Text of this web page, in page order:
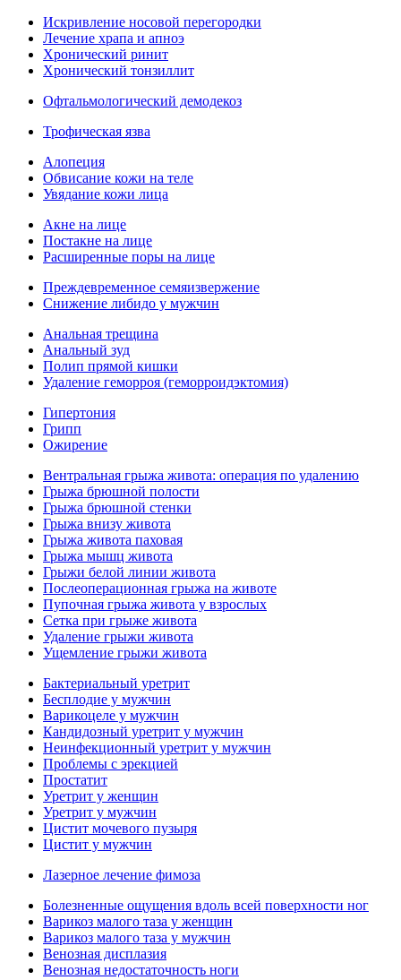
Искривление носовой перегородки
Лечение храпа и апноэ
Хронический ринит
Хронический тонзиллит
Офтальмологический демодекоз
Трофическая язва
Алопеция
Обвисание кожи на теле
Увядание кожи лица
Акне на лице
Постакне на лице
Расширенные поры на лице
Преждевременное семяизвержение
Снижение либидо у мужчин
Анальная трещина
Анальный зуд
Полип прямой кишки
Удаление геморроя (геморроидэктомия)
Гипертония
Грипп
Ожирение
Вентральная грыжа живота: операция по удалению
Грыжа брюшной полости
Грыжа брюшной стенки
Грыжа внизу живота
Грыжа живота паховая
Грыжа мышц живота
Грыжи белой линии живота
Послеоперационная грыжа на животе
Пупочная грыжа живота у взрослых
Сетка при грыже живота
Удаление грыжи живота
Ущемление грыжи живота
Бактериальный уретрит
Бесплодие у мужчин
Варикоцеле у мужчин
Кандидозный уретрит у мужчин
Неинфекционный уретрит у мужчин
Проблемы с эрекцией
Простатит
Уретрит у женщин
Уретрит у мужчин
Цистит мочевого пузыря
Цистит у мужчин
Лазерное лечение фимоза
Болезненные ощущения вдоль всей поверхности ног
Варикоз малого таза у женщин
Варикоз малого таза у мужчин
Венозная дисплазия
Венозная недостаточность ноги